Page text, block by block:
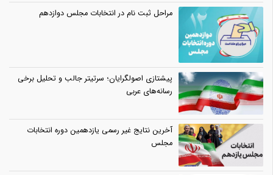
مراحل ثبت نام در انتخابات مجلس دوازدهم
پیشتازی اصولگرایان؛ سرتیتر جالب و تحلیل برخی
رسانه‌های عربی
آخرین نتایج غیر رسمی یازدهمین دوره انتخابات
مجلس